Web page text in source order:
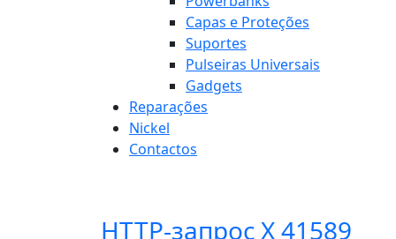
Capas e Proteções
Suportes
Pulseiras Universais
Gadgets
Reparações
Nickel
Contactos
HTTP-запрос X 41589